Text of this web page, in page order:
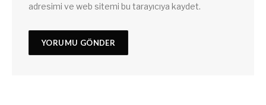
adresimi ve web sitemi bu tarayıcıya kaydet.